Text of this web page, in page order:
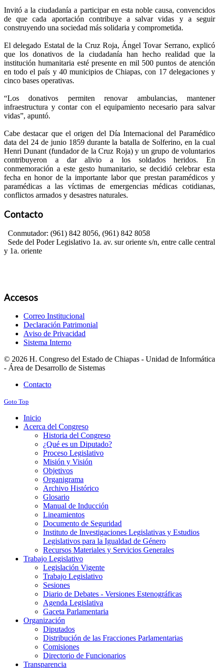
Invitó a la ciudadanía a participar en esta noble causa, convencidos
de que cada aportación contribuye a salvar vidas y a seguir
construyendo una sociedad más solidaria y comprometida.
El delegado Estatal de la Cruz Roja, Ángel Tovar Serrano, explicó
que los donativos de la ciudadanía han hecho realidad que la
institución humanitaria esté presente en mil 500 puntos de atención
en todo el país y 40 municipios de Chiapas, con 17 delegaciones y
cinco bases operativas.
“Los donativos permiten renovar ambulancias, mantener
infraestructura y contar con el equipamiento necesario para salvar
vidas”, apuntó.
Cabe destacar que el origen del Día Internacional del Paramédico
data del 24 de junio 1859 durante la batalla de Solferino, en la cual
Henri Dunant (fundador de la Cruz Roja) y un grupo de voluntarios
contribuyeron a dar alivio a los soldados heridos. En
conmemoración a este gesto humanitario, se decidió celebrar esta
fecha en honor de la importante labor que prestan paramédicos y
paramédicas a las víctimas de emergencias médicas cotidianas,
conflictos armados y desastres naturales.
Contacto
Conmutador: (961) 842 8056, (961) 842 8058
Sede del Poder Legislativo 1a. av. sur oriente s/n, entre calle central
y 1a. oriente
Accesos
Correo Institucional
Declaración Patrimonial
Aviso de Privacidad
Sistema Interno
© 2026 H. Congreso del Estado de Chiapas - Unidad de Informática
- Área de Desarrollo de Sistemas
Contacto
Goto Top
Inicio
Acerca del Congreso
Historia del Congreso
¿Qué es un Diputado?
Proceso Legislativo
Misión y Visión
Objetivos
Organigrama
Archivo Histórico
Glosario
Manual de Inducción
Lineamientos
Documento de Seguridad
Instituto de Investigaciones Legislativas y Estudios
Legislativos para la Igualdad de Género
Recursos Materiales y Servicios Generales
Trabajo Legislativo
Legislación Vigente
Trabajo Legislativo
Sesiones
Diario de Debates - Versiones Estenográficas
Agenda Legislativa
Gaceta Parlamentaria
Organización
Diputados
Distribución de las Fracciones Parlamentarias
Comisiones
Directorio de Funcionarios
Transparencia